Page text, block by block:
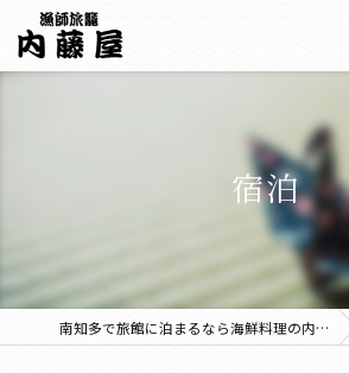
宿泊
南知多で旅館に泊まるなら海鮮料理の内藤屋